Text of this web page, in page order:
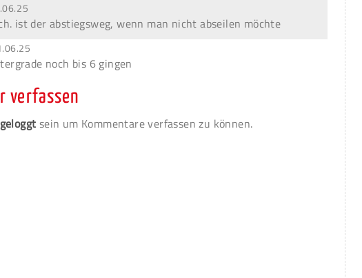
ist der abstiegsweg, wenn man nicht abseilen möchte
noch bis 6 gingen
verfassen
sein um Kommentare verfassen zu können.